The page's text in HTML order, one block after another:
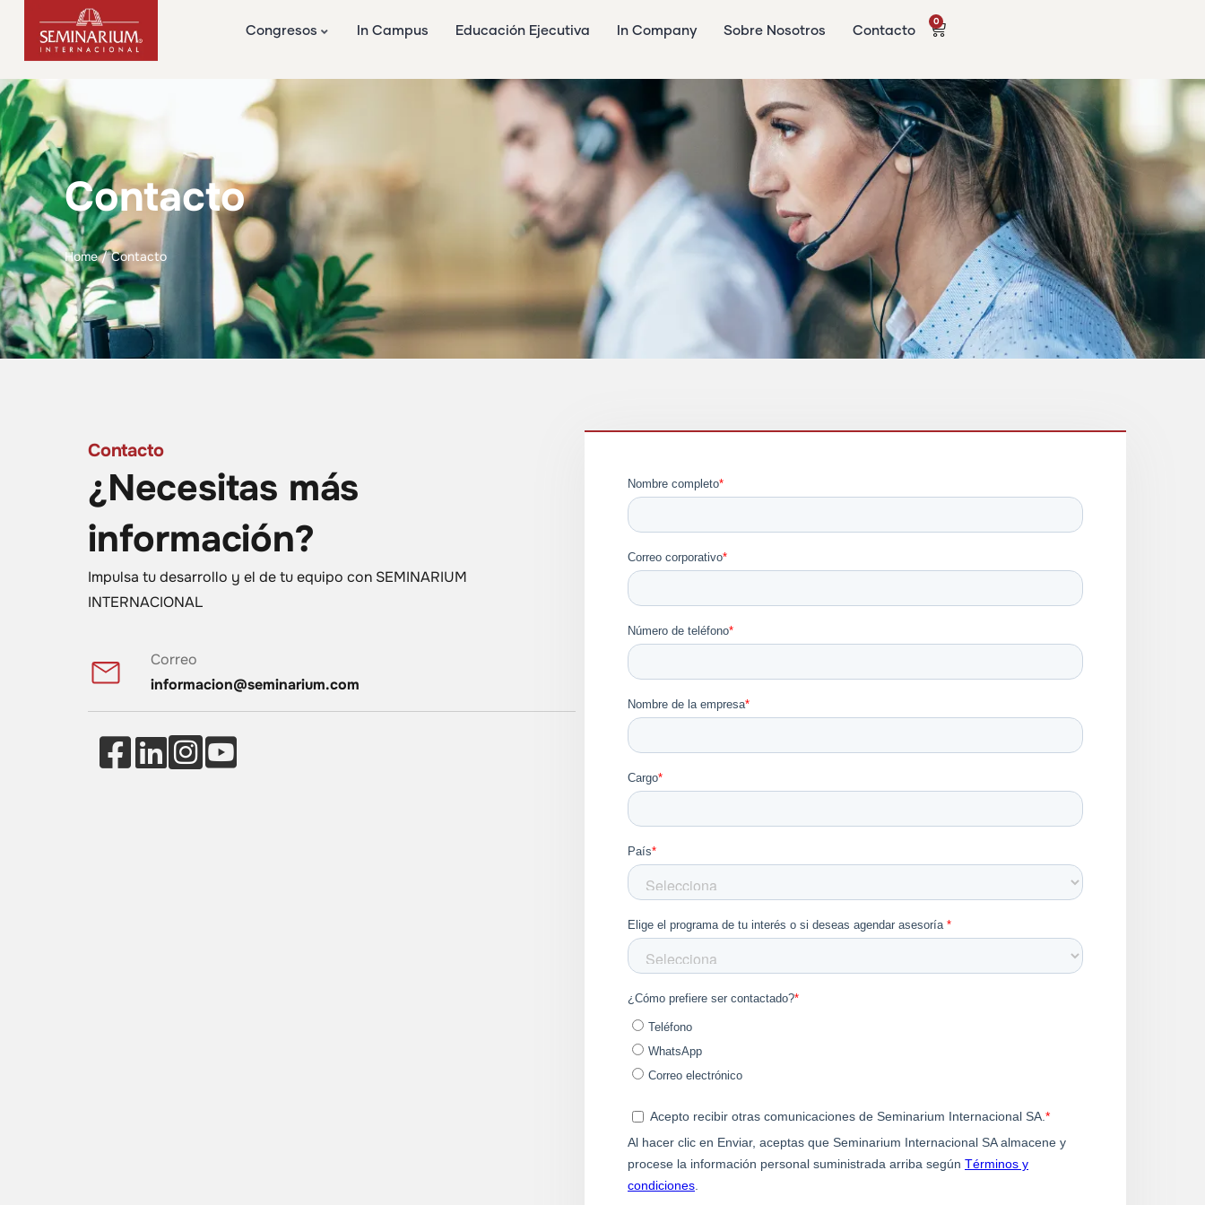
Congresos In Campus Educación Ejecutiva In Company Sobre Nosotros Contacto
0
Contacto
Home / Contacto
Contacto
¿Necesitas más
información?
Impulsa tu desarrollo y el de tu equipo con SEMINARIUM
INTERNACIONAL
Correo
informacion@seminarium.com